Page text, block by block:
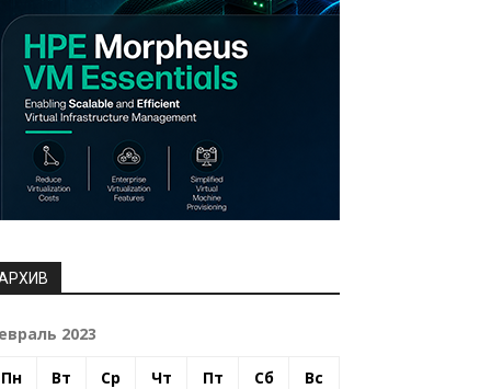
2023
Пн Вт Ср Чт Пт Сб Вс